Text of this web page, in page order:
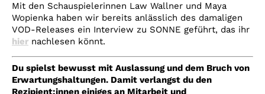
Mit den Schauspielerinnen Law Wallner und Maya
Wopienka haben wir bereits anlässlich des damaligen
VOD-Releases ein Interview zu SONNE geführt, das ihr
hier nachlesen könnt.
Du spielst bewusst mit Auslassung und dem Bruch von
Erwartungshaltungen. Damit verlangst du den
Rezipient:innen einiges an Mitarbeit und